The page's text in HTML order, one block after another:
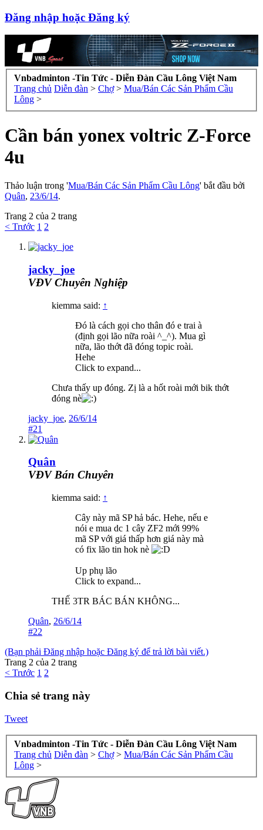
Đăng nhập hoặc Đăng ký
Vnbadminton -Tin Tức - Diễn Đàn Cầu Lông Việt Nam
Trang chủ Diễn đàn > Chợ > Mua/Bán Các Sản Phẩm Cầu
Lông >
Cần bán yonex voltric Z-Force
4u
Thảo luận trong 'Mua/Bán Các Sản Phẩm Cầu Lông' bắt đầu bởi
Quân, 23/6/14.
Trang 2 của 2 trang
< Trước 1 2
jacky_joe
VĐV Chuyên Nghiệp
kiemma said: ↑
Đó là cách gọi cho thân đó e trai à
(định gọi lão nữa roài ^_^). Mua gì
nữa, lão thớt đã đóng topic roài.
Hehe
Click to expand...
Chưa thấy up đóng. Zị là a hốt roài mới bik thớt
đóng nè
jacky_joe, 26/6/14
#21
Quân
VĐV Bán Chuyên
kiemma said: ↑
Cây này mã SP hả bác. Hehe, nếu e
nói e mua dc 1 cây ZF2 mới 99%
mã SP với giá thấp hơn giá này mà
có fix lão tin hok nè
Up phụ lão
Click to expand...
THẾ 3TR BÁC BÁN KHÔNG...
Quân, 26/6/14
#22
(Bạn phải Đăng nhập hoặc Đăng ký để trả lời bài viết.)
Trang 2 của 2 trang
< Trước 1 2
Chia sẻ trang này
Tweet
Vnbadminton -Tin Tức - Diễn Đàn Cầu Lông Việt Nam
Trang chủ Diễn đàn > Chợ > Mua/Bán Các Sản Phẩm Cầu
Lông >